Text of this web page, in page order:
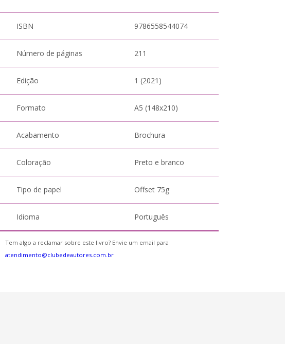
ISBN 9786558544074
Número de páginas 211
Edição 1 (2021)
Formato A5 (148x210)
Acabamento Brochura
Coloração Preto e branco
Tipo de papel Offset 75g
Idioma Português
Tem algo a reclamar sobre este livro? Envie um email para
atendimento@clubedeautores.com.br